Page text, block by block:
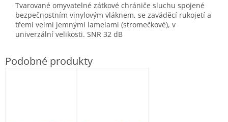
Tvarované omyvatelné zátkové chrániče sluchu spojené
bezpečnostním vinylovým vláknem, se zaváděcí rukojetí a
třemi velmi jemnými lamelami (stromečkové), v
univerzální velikosti. SNR 32 dB